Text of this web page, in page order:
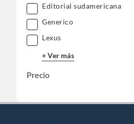
Editorial sudamericana
Generico
Lexus
+ Ver más
Precio